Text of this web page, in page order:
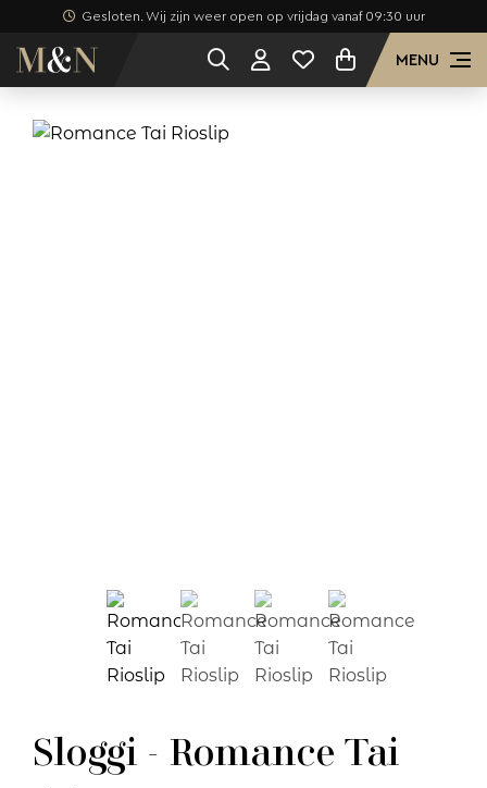
Gesloten. Wij zijn weer open op vrijdag vanaf 09:30 uur
MENU
Sloggi - Romance Tai